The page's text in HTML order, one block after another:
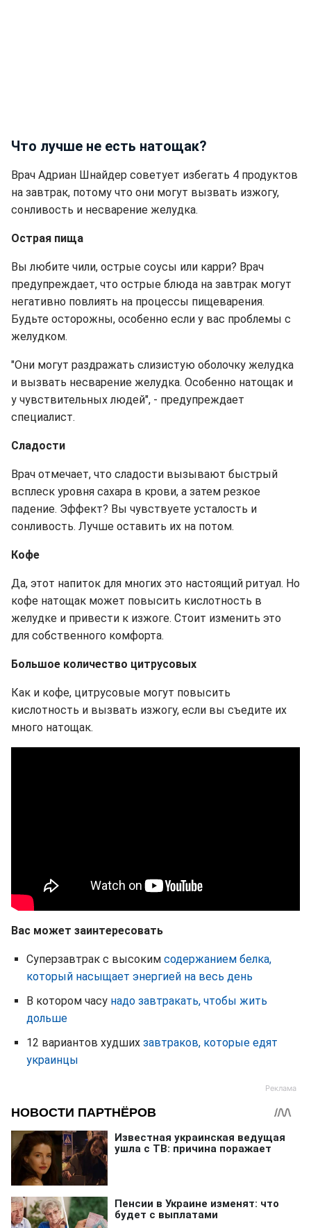
Что лучше не есть натощак?
Врач Адриан Шнайдер советует избегать 4 продуктов
на завтрак, потому что они могут вызвать изжогу,
сонливость и несварение желудка.
Острая пища
Вы любите чили, острые соусы или карри? Врач
предупреждает, что острые блюда на завтрак могут
негативно повлиять на процессы пищеварения.
Будьте осторожны, особенно если у вас проблемы с
желудком.
"Они могут раздражать слизистую оболочку желудка
и вызвать несварение желудка. Особенно натощак и
у чувствительных людей", - предупреждает
специалист.
Сладости
Врач отмечает, что сладости вызывают быстрый
всплеск уровня сахара в крови, а затем резкое
падение. Эффект? Вы чувствуете усталость и
сонливость. Лучше оставить их на потом.
Кофе
Да, этот напиток для многих это настоящий ритуал. Но
кофе натощак может повысить кислотность в
желудке и привести к изжоге. Стоит изменить это
для собственного комфорта.
Большое количество цитрусовых
Как и кофе, цитрусовые могут повысить
кислотность и вызвать изжогу, если вы съедите их
много натощак.
Вас может заинтересовать
Суперзавтрак с высоким содержанием белка,
который насыщает энергией на весь день
В котором часу надо завтракать, чтобы жить
дольше
12 вариантов худших завтраков, которые едят
украинцы